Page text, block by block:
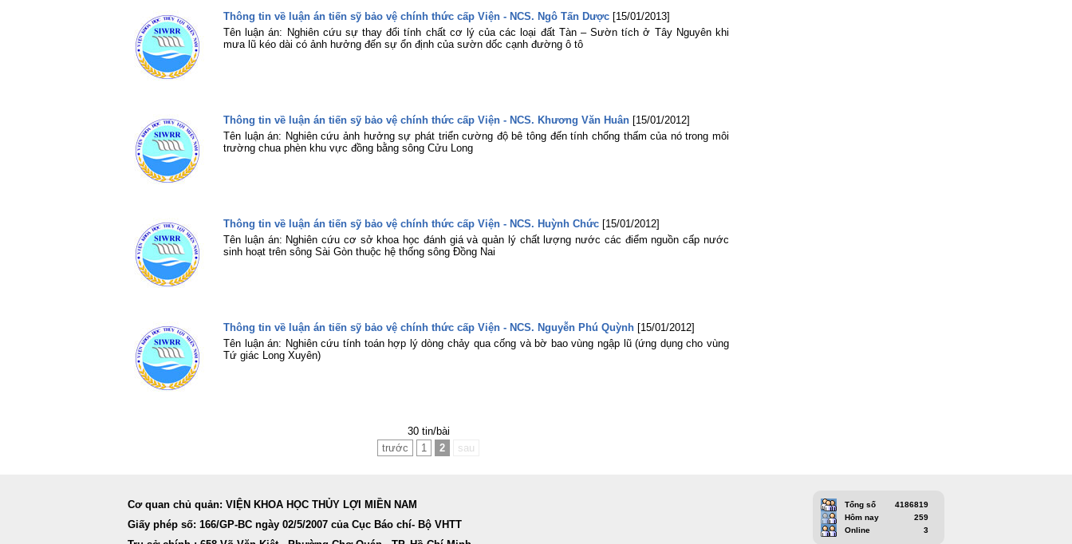
Thông tin về luận án tiến sỹ bảo vệ chính thức cấp Viện - NCS. Ngô Tấn Dược [15/01/2013]
Tên luận án: Nghiên cứu sự thay đổi tính chất cơ lý của các loại đất Tàn – Sườn tích ở Tây Nguyên khi
mưa lũ kéo dài có ảnh hưởng đến sự ổn định của sườn dốc cạnh đường ô tô
Thông tin về luận án tiến sỹ bảo vệ chính thức cấp Viện - NCS. Khương Văn Huân [15/01/2012]
Tên luận án: Nghiên cứu ảnh hưởng sự phát triển cường độ bê tông đến tính chống thấm của nó trong môi
trường chua phèn khu vực đồng bằng sông Cửu Long
Thông tin về luận án tiến sỹ bảo vệ chính thức cấp Viện - NCS. Huỳnh Chức [15/01/2012]
Tên luận án: Nghiên cứu cơ sở khoa học đánh giá và quản lý chất lượng nước các điểm nguồn cấp nước
sinh hoạt trên sông Sài Gòn thuộc hệ thống sông Đồng Nai
Thông tin về luận án tiến sỹ bảo vệ chính thức cấp Viện - NCS. Nguyễn Phú Quỳnh [15/01/2012]
Tên luận án: Nghiên cứu tính toán hợp lý dòng chảy qua cống và bờ bao vùng ngập lũ (ứng dụng cho vùng
Tứ giác Long Xuyên)
30 tin/bài
trước
1 2 sau
Cơ quan chủ quản: VIỆN KHOA HỌC THỦY LỢI MIỀN NAM
Giấy phép số: 166/GP-BC ngày 02/5/2007 của Cục Báo chí- Bộ VHTT
Tổng số
4186819
Hôm nay
259
Online
3